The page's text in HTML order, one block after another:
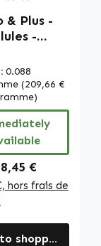
rating of 5 out
& Plus -
-
monnieri
etc. -
Warnke
0.088
(209,66 €
price:
€
hors frais de
shopping cart